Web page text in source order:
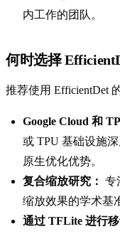
内工作的团队。
何时选择
推荐使用 EfficientDet
Google Cloud 和
或 TPU 基础设施
原生优化优势。
复合缩放研究： 专
缩放效果的学术基
通过 TFLite 进行移